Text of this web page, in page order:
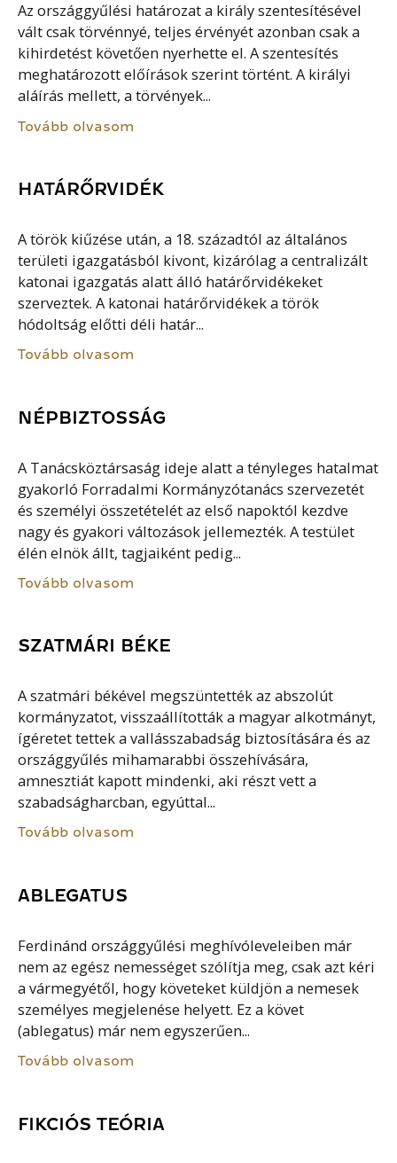
Az országgyűlési határozat a király szentesítésével
vált csak törvénnyé, teljes érvényét azonban csak a
kihirdetést követően nyerhette el. A szentesítés
meghatározott előírások szerint történt. A királyi
aláírás mellett, a törvények...
Tovább olvasom
HATÁRŐRVIDÉK
A török kiűzése után, a 18. századtól az általános
területi igazgatásból kivont, kizárólag a centralizált
katonai igazgatás alatt álló határőrvidékeket
szerveztek. A katonai határőrvidékek a török
hódoltság előtti déli határ...
Tovább olvasom
NÉPBIZTOSSÁG
A Tanácsköztársaság ideje alatt a tényleges hatalmat
gyakorló Forradalmi Kormányzótanács szervezetét
és személyi összetételét az első napoktól kezdve
nagy és gyakori változások jellemezték. A testület
élén elnök állt, tagjaiként pedig...
Tovább olvasom
SZATMÁRI BÉKE
A szatmári békével megszüntették az abszolút
kormányzatot, visszaállították a magyar alkotmányt,
ígéretet tettek a vallásszabadság biztosítására és az
országgyűlés mihamarabbi összehívására,
amnesztiát kapott mindenki, aki részt vett a
szabadságharcban, egyúttal...
Tovább olvasom
ABLEGATUS
Ferdinánd országgyűlési meghívóleveleiben már
nem az egész nemességet szólítja meg, csak azt kéri
a vármegyétől, hogy követeket küldjön a nemesek
személyes megjelenése helyett. Ez a követ
(ablegatus) már nem egyszerűen...
Tovább olvasom
FIKCIÓS TEÓRIA